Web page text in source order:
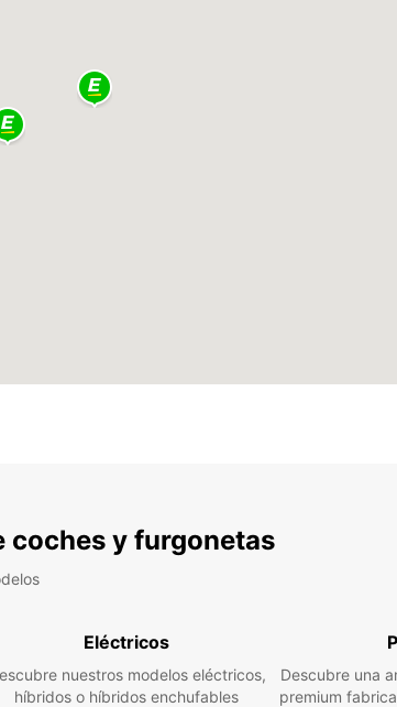
coches y furgonetas
Eléctricos
nuestros modelos eléctricos,
híbridos o híbridos enchufables
Descubre una
premium